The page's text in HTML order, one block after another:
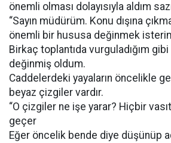
önemli olması dolayısıyla aldım
“Sayın müdürüm. Konu dışına
önemli bir hususa değinmek
Birkaç toplantıda vurguladığım
değinmiş oldum.
Caddelerdeki yayaların öncelikle
beyaz çizgiler vardır.
“O çizgiler ne işe yarar? Hiçbir
geçer
Eğer öncelik bende diye düşünüp